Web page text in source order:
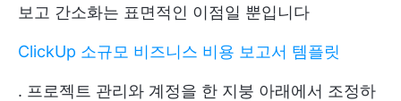
보고 간소화는 표면적인 이점일 뿐입니다
ClickUp 소규모 비즈니스 비용 보고서 템플릿
. 프로젝트 관리와 계정을 한 지붕 아래에서 조정하